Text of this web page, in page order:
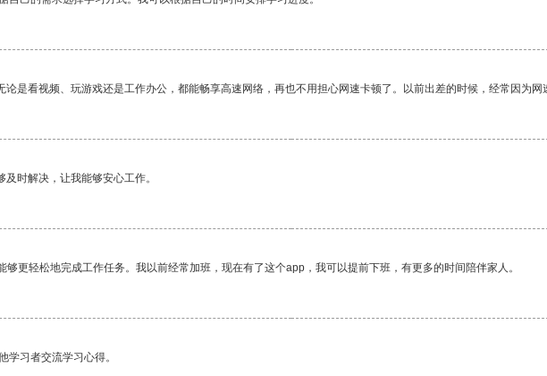
是看视频、玩游戏还是工作办公，都能畅享高速网络，再也不用担心网速卡顿了。以前出差的时候，经常因为
时解决，让我能够安心工作。
更轻松地完成工作任务。我以前经常加班，现在有了这个app，我可以提前下班，有更多的时间陪伴家人。
学习者交流学习心得。